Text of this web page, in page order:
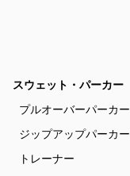
スウェット・パーカー
プルオーバーパーカー
ジップアップパーカー
トレーナー